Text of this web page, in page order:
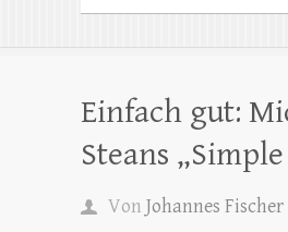
Einfach gut:
Steans „Simple
Von Johannes Fischer